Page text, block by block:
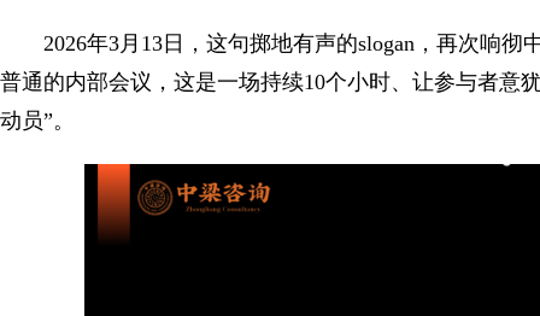
2026年3月13日，这句掷地有声的slogan，再次响
普通的内部会议，这是一场持续10个小时、让参与者意
动员”。